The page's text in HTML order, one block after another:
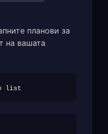
планови за
на вашата